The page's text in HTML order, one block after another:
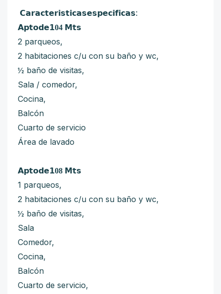
𝗖𝗮𝗿𝗮𝗰𝘁𝗲𝗿𝗶𝘀𝘁𝗶𝗰𝗮𝘀𝗲𝘀𝗽𝗲𝗰𝗶𝗳𝗶𝗰𝗮𝘀:
𝗔𝗽𝘁𝗼𝗱𝗲𝟭04 𝗠𝘁𝘀
2 parqueos,
2 habitaciones c/u con su baño y wc,
½ baño de visitas,
Sala / comedor,
Cocina,
Balcón
Cuarto de servicio
Área de lavado
𝗔𝗽𝘁𝗼𝗱𝗲𝟭08 𝗠𝘁𝘀
1 parqueos,
2 habitaciones c/u con su baño y wc,
½ baño de visitas,
Sala
Comedor,
Cocina,
Balcón
Cuarto de servicio,